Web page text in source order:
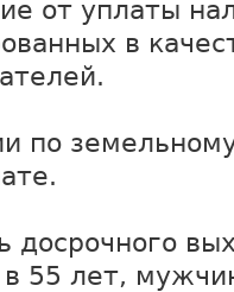
от уплаты
в
по
досрочного
55 лет,